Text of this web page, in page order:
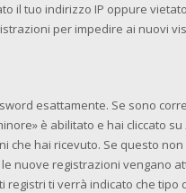
il tuo indirizzo IP oppure
per impedire ai nuovi
esattamente. Se sono
è abilitato e hai cliccato su
hai ricevuto. Se questo
nuove registrazioni vengano
ti verrà indicato che tipo